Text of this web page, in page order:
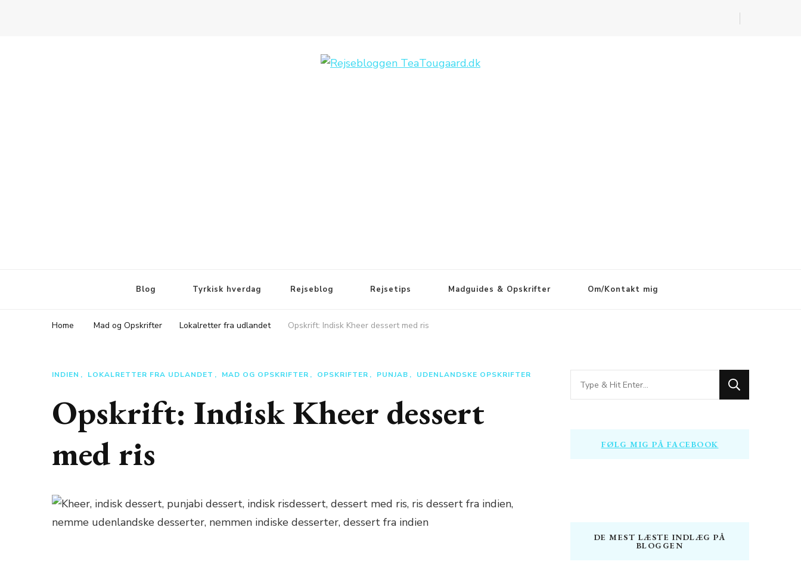
Blog Tyrkisk hverdag Rejseblog Rejsetips Madguides & Opskrifter Om/Kontakt mig
Home Mad og Opskrifter Lokalretter fra udlandet Opskrift: Indisk Kheer dessert med ris
INDIEN LOKALRETTER FRA UDLANDET MAD OG OPSKRIFTER OPSKRIFTER PUNJAB UDENLANDSKE OPSKRIFTER
Opskrift: Indisk Kheer dessert
med ris
Looking
for
FØLG MIG PÅ FACEBOOK
DE MEST LÆSTE INDLÆG PÅ
BLOGGEN